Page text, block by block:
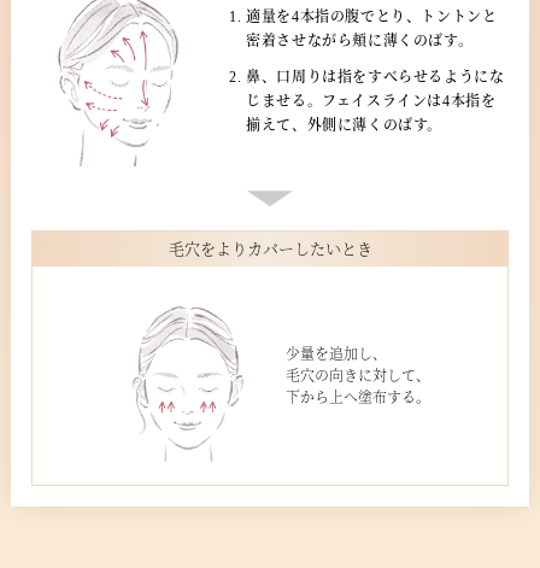
適量を4本指の腹でとり、トントンと
密着させながら頬に薄くのばす。
鼻、口周りは指をすべらせるようにな
じませる。フェイスラインは4本指を
揃えて、外側に薄くのばす。
毛穴をよりカバーしたいとき
少量を追加し、
毛穴の向きに対して、
下から上へ塗布する。